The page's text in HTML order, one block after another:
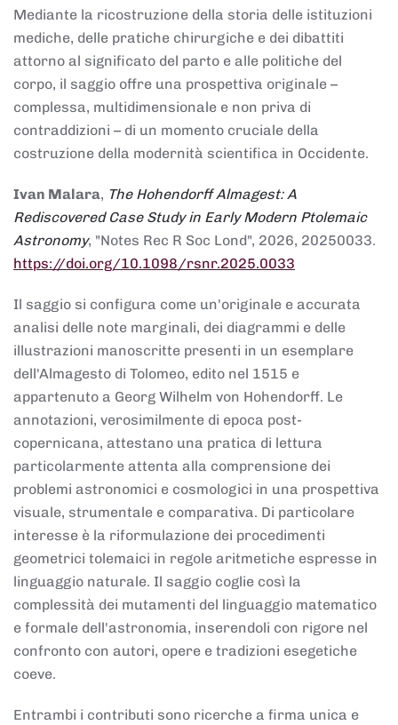
Mediante la ricostruzione della storia delle istituzioni
mediche, delle pratiche chirurgiche e dei dibattiti
attorno al significato del parto e alle politiche del
corpo, il saggio offre una prospettiva originale –
complessa, multidimensionale e non priva di
contraddizioni – di un momento cruciale della
costruzione della modernità scientifica in Occidente.
Ivan Malara, The Hohendorff Almagest: A
Rediscovered Case Study in Early Modern Ptolemaic
Astronomy, "Notes Rec R Soc Lond", 2026, 20250033.
https://doi.org/10.1098/rsnr.2025.0033
Il saggio si configura come un'originale e accurata
analisi delle note marginali, dei diagrammi e delle
illustrazioni manoscritte presenti in un esemplare
dell'Almagesto di Tolomeo, edito nel 1515 e
appartenuto a Georg Wilhelm von Hohendorff. Le
annotazioni, verosimilmente di epoca post-
copernicana, attestano una pratica di lettura
particolarmente attenta alla comprensione dei
problemi astronomici e cosmologici in una prospettiva
visuale, strumentale e comparativa. Di particolare
interesse è la riformulazione dei procedimenti
geometrici tolemaici in regole aritmetiche espresse in
linguaggio naturale. Il saggio coglie così la
complessità dei mutamenti del linguaggio matematico
e formale dell'astronomia, inserendoli con rigore nel
confronto con autori, opere e tradizioni esegetiche
coeve.
Entrambi i contributi sono ricerche a firma unica e